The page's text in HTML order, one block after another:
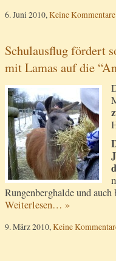
6. Juni 2010, Keine Kommentare
Schulausflug fördert
mit Lamas auf die
Rungenberghalde und
Weiterlesen… »
9. März 2010, Keine